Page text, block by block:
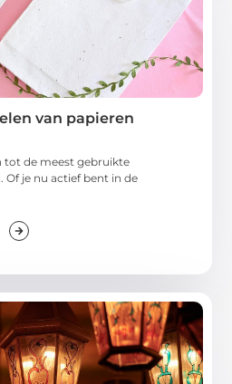
van papieren
tot de meest gebruikte
Of je nu actief bent in de